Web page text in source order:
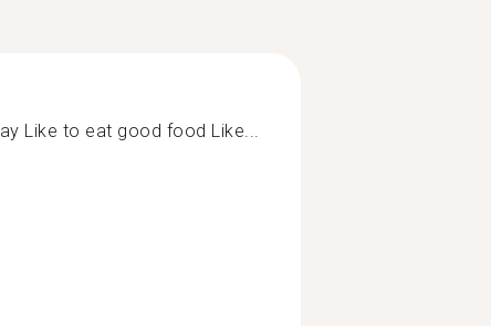
Like to eat good food Like...